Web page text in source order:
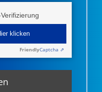
klicken
FriendlyCaptcha ⇗